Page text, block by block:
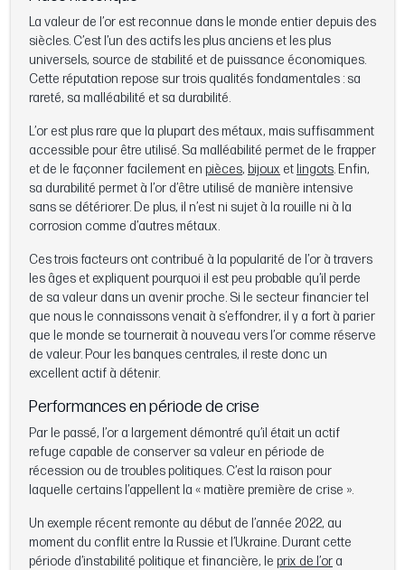
La valeur de l’or est reconnue dans le monde entier depuis des
siècles. C’est l’un des actifs les plus anciens et les plus
universels, source de stabilité et de puissance économiques.
Cette réputation repose sur trois qualités fondamentales : sa
rareté, sa malléabilité et sa durabilité.
L’or est plus rare que la plupart des métaux, mais suffisamment
accessible pour être utilisé. Sa malléabilité permet de le frapper
et de le façonner facilement en pièces, bijoux et lingots. Enfin,
sa durabilité permet à l’or d’être utilisé de manière intensive
sans se détériorer. De plus, il n’est ni sujet à la rouille ni à la
corrosion comme d’autres métaux.
Ces trois facteurs ont contribué à la popularité de l’or à travers
les âges et expliquent pourquoi il est peu probable qu’il perde
de sa valeur dans un avenir proche. Si le secteur financier tel
que nous le connaissons venait à s’effondrer, il y a fort à parier
que le monde se tournerait à nouveau vers l’or comme réserve
de valeur. Pour les banques centrales, il reste donc un
excellent actif à détenir.
Performances en période de crise
Par le passé, l’or a largement démontré qu’il était un actif
refuge capable de conserver sa valeur en période de
récession ou de troubles politiques. C’est la raison pour
laquelle certains l’appellent la « matière première de crise ».
Un exemple récent remonte au début de l’année 2022, au
moment du conflit entre la Russie et l’Ukraine. Durant cette
période d’instabilité politique et financière, le prix de l’or a